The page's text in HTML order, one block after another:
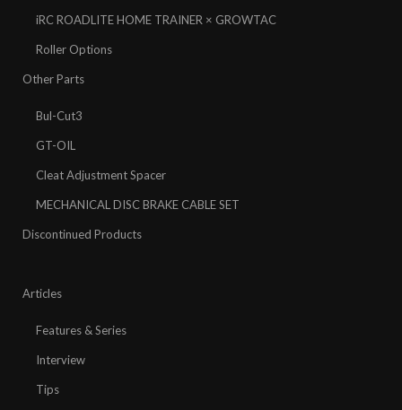
iRC ROADLITE HOME TRAINER × GROWTAC
Roller Options
Other Parts
Bul-Cut3
GT-OIL
Cleat Adjustment Spacer
MECHANICAL DISC BRAKE CABLE SET
Discontinued Products
Articles
Features & Series
Interview
Tips